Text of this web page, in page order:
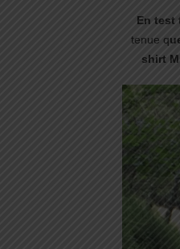
En test
tenue q
shirt